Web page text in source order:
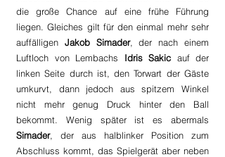
die große Chance auf eine frühe Führung
liegen. Gleiches gilt für den einmal mehr sehr
auffälligen Jakob Simader, der nach einem
Luftloch von Lembachs Idris Sakic auf der
linken Seite durch ist, den Torwart der Gäste
umkurvt, dann jedoch aus spitzem Winkel
nicht mehr genug Druck hinter den Ball
Simader, der aus halblinker Position zum
Abschluss kommt, das Spielgerät aber neben